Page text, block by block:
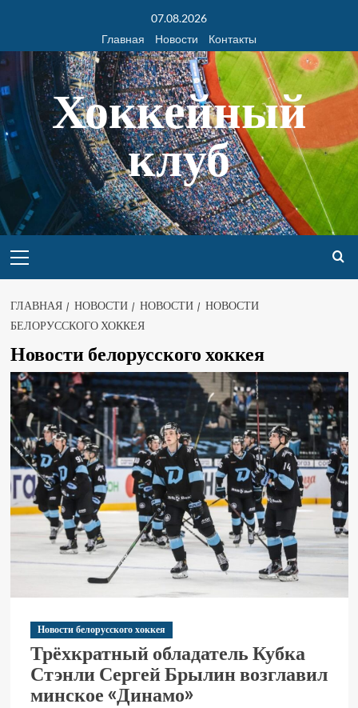
07.08.2026
Главная
Новости Контакты
Хоккейный
клуб
ГЛАВНАЯ НОВОСТИ НОВОСТИ
НОВОСТИ
БЕЛОРУССКОГО ХОККЕЯ
Новости белорусского хоккея
Новости белорусского хоккея
Трёхкратный обладатель Кубка
Стэнли Сергей Брылин возглавил
минское «Динамо»